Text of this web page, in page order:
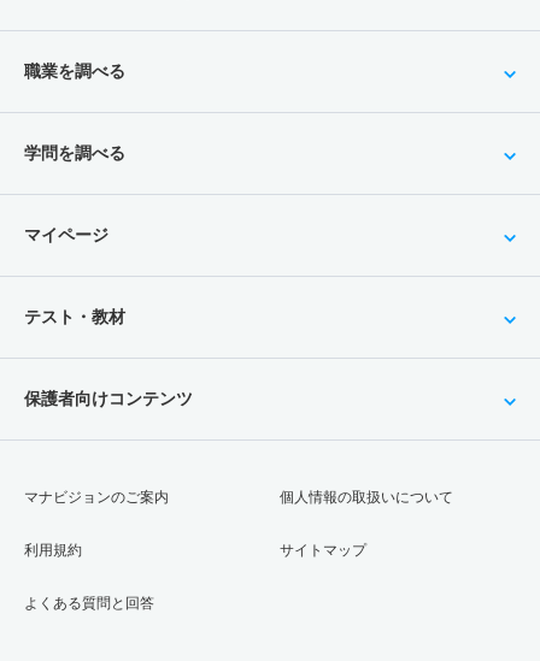
職業を調べる
学問を調べる
マイページ
テスト・教材
保護者向けコンテンツ
マナビジョンのご案内
利用規約
よくある質問と回答
個人情報の取扱いについて
サイトマップ